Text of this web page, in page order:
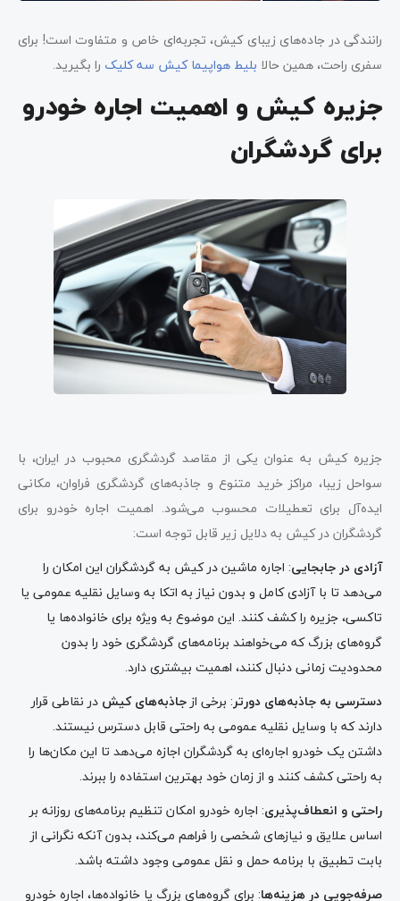
رانندگی در جاده‌های زیبای کیش، تجربه‌ای خاص و متفاوت است! برای
سفری راحت، همین حالا بلیط هواپیما کیش سه کلیک را بگیرید.
جزیره کیش و اهمیت اجاره خودرو
برای گردشگران
جزیره کیش به عنوان یکی از مقاصد گردشگری محبوب در ایران، با
سواحل زیبا، مراکز خرید متنوع و جاذبه‌های گردشگری فراوان، مکانی
ایده‌آل برای تعطیلات محسوب می‌شود. اهمیت اجاره خودرو برای
گردشگران در کیش به دلایل زیر قابل توجه است:
آزادی در جابجایی: اجاره ماشین در کیش به گردشگران این امکان را
می‌دهد تا با آزادی کامل و بدون نیاز به اتکا به وسایل نقلیه عمومی یا
تاکسی، جزیره را کشف کنند. این موضوع به ویژه برای خانواده‌ها یا
گروه‌های بزرگ که می‌خواهند برنامه‌های گردشگری خود را بدون
محدودیت زمانی دنبال کنند، اهمیت بیشتری دارد.
دسترسی به جاذبه‌های دورتر: برخی از جاذبه‌های کیش در نقاطی قرار
دارند که با وسایل نقلیه عمومی به راحتی قابل دسترس نیستند.
داشتن یک خودرو اجاره‌ای به گردشگران اجازه می‌دهد تا این مکان‌ها را
به راحتی کشف کنند و از زمان خود بهترین استفاده را ببرند.
راحتی و انعطاف‌پذیری: اجاره خودرو امکان تنظیم برنامه‌های روزانه بر
اساس علایق و نیازهای شخصی را فراهم می‌کند، بدون آنکه نگرانی از
بابت تطبیق با برنامه حمل و نقل عمومی وجود داشته باشد.
صرفه‌جویی در هزینه‌ها: برای گروه‌های بزرگ یا خانواده‌ها، اجاره خودرو